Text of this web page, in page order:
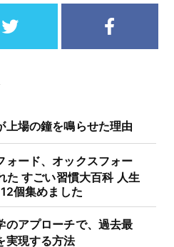
上場の鐘を鳴らせた理由
ォード、オックスフォー
た すごい習慣大百科 人生
個集めました
アプローチで、過去最
実現する方法